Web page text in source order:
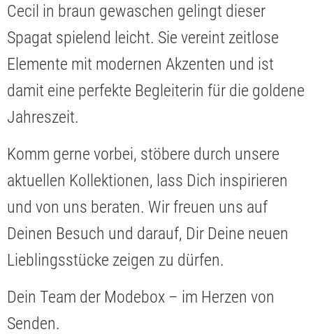
Cecil in braun gewaschen gelingt dieser
Spagat spielend leicht. Sie vereint zeitlose
Elemente mit modernen Akzenten und ist
damit eine perfekte Begleiterin für die goldene
Jahreszeit.
Komm gerne vorbei, stöbere durch unsere
aktuellen Kollektionen, lass Dich inspirieren
und von uns beraten. Wir freuen uns auf
Deinen Besuch und darauf, Dir Deine neuen
Lieblingsstücke zeigen zu dürfen.
Dein Team der Modebox – im Herzen von
Senden.